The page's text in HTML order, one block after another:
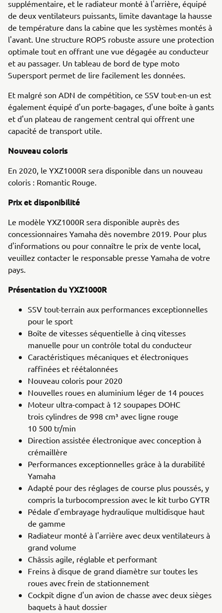
supplémentaire, et le radiateur monté à l'arrière, équipé
de deux ventilateurs puissants, limite davantage la hausse
de température dans la cabine que les systèmes montés à
l'avant. Une structure ROPS robuste assure une protection
optimale tout en offrant une vue dégagée au conducteur
et au passager. Un tableau de bord de type moto
Supersport permet de lire facilement les données.
Et malgré son ADN de compétition, ce SSV tout-en-un est
également équipé d'un porte-bagages, d'une boîte à gants
et d'un plateau de rangement central qui offrent une
capacité de transport utile.
Nouveau coloris
En 2020, le YXZ1000R sera disponible dans un nouveau
coloris : Romantic Rouge.
Prix et disponibilité
Le modèle YXZ1000R sera disponible auprès des
concessionnaires Yamaha dès novembre 2019. Pour plus
d'informations ou pour connaître le prix de vente local,
veuillez contacter le responsable presse Yamaha de votre
pays.
Présentation du YXZ1000R
SSV tout-terrain aux performances exceptionnelles
pour le sport
Boîte de vitesses séquentielle à cinq vitesses
manuelle pour un contrôle total du conducteur
Caractéristiques mécaniques et électroniques
raffinées et réétalonnées
Nouveau coloris pour 2020
Nouvelles roues en aluminium léger de 14 pouces
Moteur ultra-compact à 12 soupapes DOHC
trois cylindres de 998 cm³ avec ligne rouge
10 500 tr/min
Direction assistée électronique avec conception à
crémaillère
Performances exceptionnelles grâce à la durabilité
Yamaha
Adapté pour des réglages de course plus poussés, y
compris la turbocompression avec le kit turbo GYTR
Pédale d'embrayage hydraulique multidisque haut
de gamme
Radiateur monté à l'arrière avec deux ventilateurs à
grand volume
Châssis agile, réglable et performant
Freins à disque de grand diamètre sur toutes les
roues avec frein de stationnement
Cockpit digne d'un avion de chasse avec deux sièges
baquets à haut dossier